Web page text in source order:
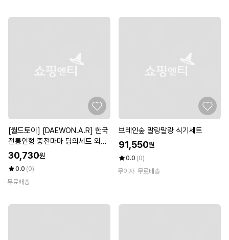
[월드토이] [DAEWON.A.R] 한국
전통인형 중전마마 당의세트 외국
인 지인선물 추석 구정 명절
30,730원
0.0 (0)
무료배송
브레인숲 말랑말랑 식기세트
91,550원
0.0 (0)
무이자 무료배송